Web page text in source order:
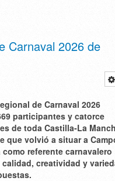
Carnaval 2026 de
de Carnaval 2026
participantes y catorce
de toda Castilla‑La
que volvió a situar a
referente carnavalero
creatividad y